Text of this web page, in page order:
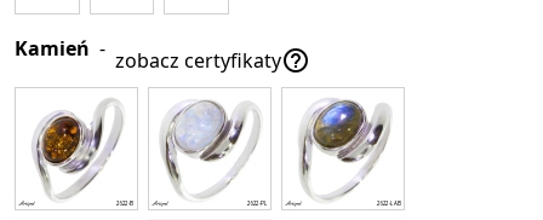
Kamień - zobacz certyfikaty